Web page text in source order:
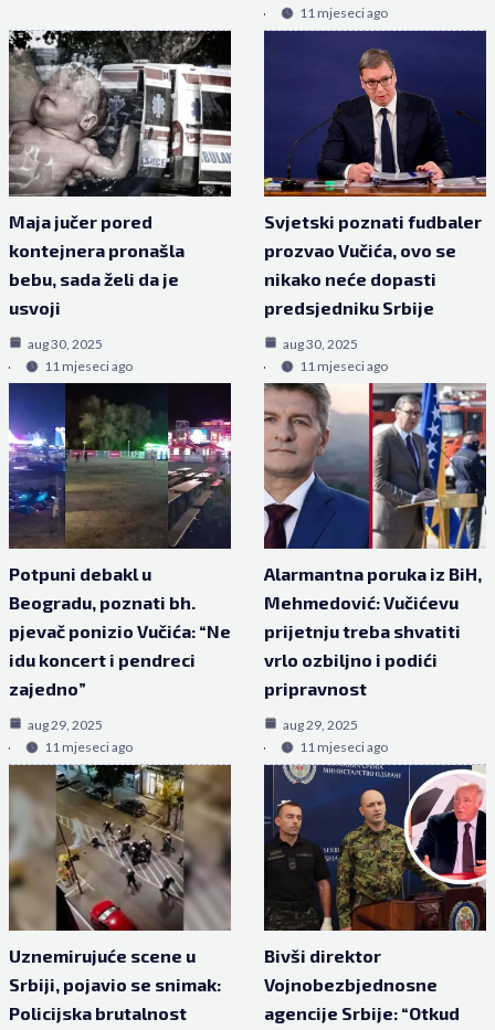
11 mjeseci ago
Maja jučer pored
kontejnera pronašla
bebu, sada želi da je
usvoji
aug 30, 2025
11 mjeseci ago
Svjetski poznati fudbaler
prozvao Vučića, ovo se
nikako neće dopasti
predsjedniku Srbije
aug 30, 2025
11 mjeseci ago
Potpuni debakl u
Beogradu, poznati bh.
pjevač ponizio Vučića: “Ne
idu koncert i pendreci
zajedno”
aug 29, 2025
11 mjeseci ago
Alarmantna poruka iz BiH,
Mehmedović: Vučićevu
prijetnju treba shvatiti
vrlo ozbiljno i podići
pripravnost
aug 29, 2025
11 mjeseci ago
Uznemirujuće scene u
Srbiji, pojavio se snimak:
Policijska brutalnost
Bivši direktor
Vojnobezbjednosne
agencije Srbije: “Otkud